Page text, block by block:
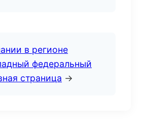
в регионе
федеральный
страница →